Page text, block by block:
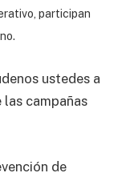
participan
ustedes a
las campañas
de